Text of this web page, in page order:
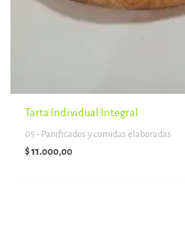
Tarta Individual Integral
05 - Panificados y comidas elaboradas
$11.000,00